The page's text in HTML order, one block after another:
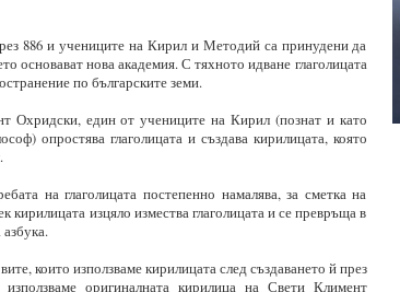
886 и учениците на Кирил и Методий са принудени да
основават нова академия. С тяхното идване глаголицата
по българските земи.
Охридски, един от учениците на Кирил (познат и като
опростява глаголицата и създава кирилицата, която
на глаголицата постепенно намалява, за сметка на
кирилицата изцяло измества глаголицата и се превръща в
които използваме кирилицата след създаването й през
оригиналната кирилица на Свети Климент